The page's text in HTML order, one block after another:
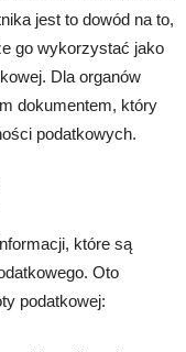
jest to dowód na to,
go wykorzystać jako
Dla organów
dokumentem, który
podatkowych.
które są
Oto
podatkowej: